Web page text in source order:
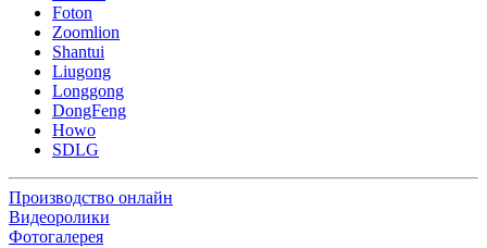
Foton
Zoomlion
Shantui
Liugong
Longgong
DongFeng
Howo
SDLG
Производство онлайн
Видеоролики
Фотогалерея